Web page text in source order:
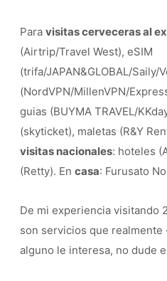
Para visitas cerveceras al
(Airtrip/Travel West), eSIM
(trifa/JAPAN&GLOBAL/Saily/
(NordVPN/MillenVPN/
guias (BUYMA TRAVEL/
(skyticket), maletas (R&Y
visitas nacionales: hoteles
(Retty). En casa: Furusato
De mi experiencia visitando
son servicios que realmente
alguno le interesa, no dude